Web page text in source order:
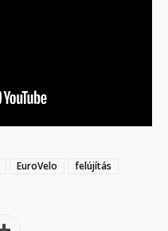
EuroVelo
felújítás